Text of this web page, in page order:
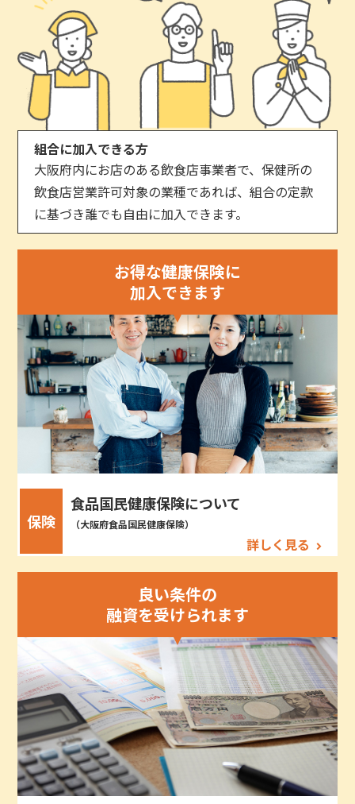
組合に加入できる方
大阪府内にお店のある飲食店事業者で、保健所の
飲食店営業許可対象の業種であれば、組合の定款
に基づき誰でも自由に加入できます。
お得な健康保険に
加入できます
保険
食品国民健康保険について
（大阪府食品国民健康保険）
詳しく見る
良い条件の
融資を受けられます